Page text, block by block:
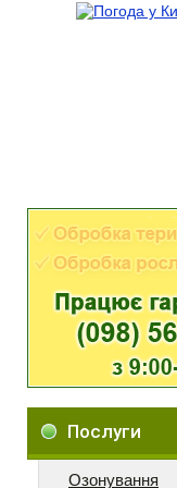
Послуги
Озонування